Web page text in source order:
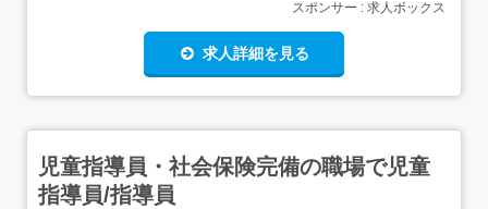
スポンサー : 求人ボックス
求人詳細を見る
児童指導員・社会保険完備の職場で児童
指導員/指導員